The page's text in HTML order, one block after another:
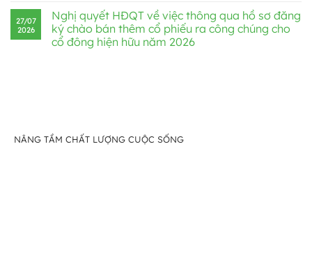
27/07
2026
Nghị quyết HĐQT về việc thông qua hồ sơ đăng
ký chào bán thêm cổ phiếu ra công chúng cho
cổ đông hiện hữu năm 2026
NÂNG TẦM CHẤT LƯỢNG CUỘC SỐNG